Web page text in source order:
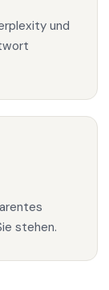
und
stehen.